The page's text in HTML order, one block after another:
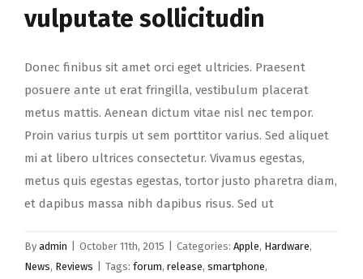
vulputate sollicitudin
Donec finibus sit amet orci eget ultricies. Praesent
posuere ante ut erat fringilla, vestibulum placerat
metus mattis. Aenean dictum vitae nisl nec tempor.
Proin varius turpis ut sem porttitor varius. Sed aliquet
mi at libero ultrices consectetur. Vivamus egestas,
metus quis egestas egestas, tortor justo pharetra diam,
et dapibus massa nibh dapibus risus. Sed ut
By admin October 11th, 2015 Categories: Apple, Hardware,
News, Reviews Tags: forum, release, smartphone,